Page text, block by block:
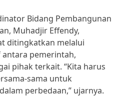
Bidang Pembangunan
Muhadjir Effendy,
ditingkatkan melalui
pemerintah,
pihak terkait. “Kita harus
sama untuk
perbedaan,” ujarnya.